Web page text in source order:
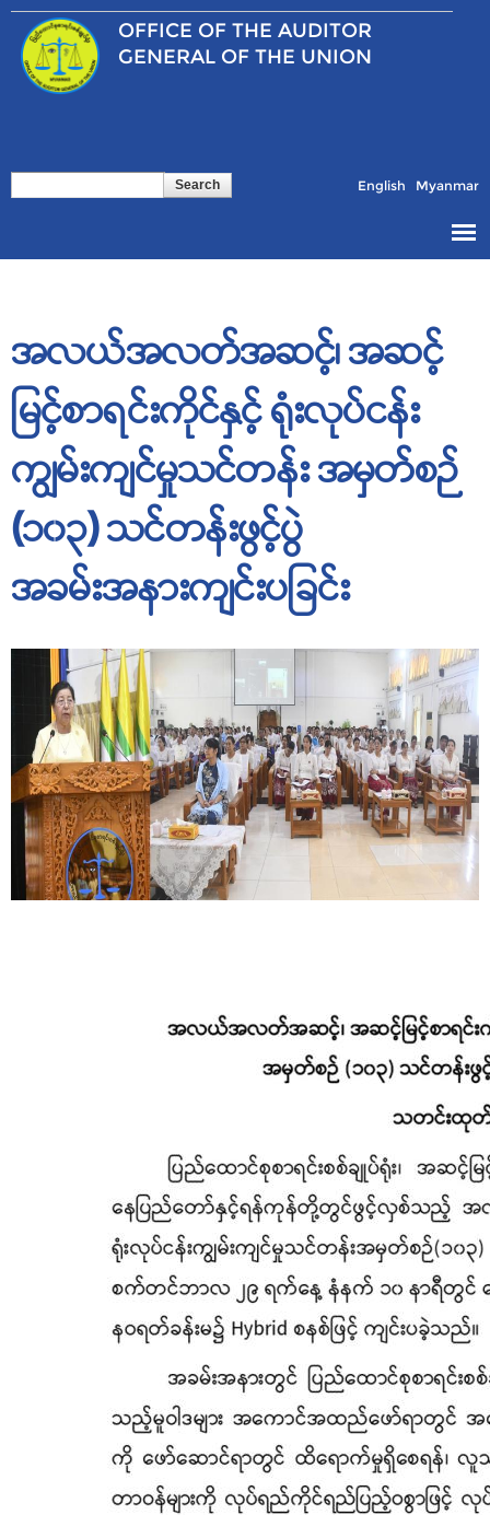
Skip to
main
content
OFFICE OF THE AUDITOR
GENERAL OF THE UNION
Search form English Myanmar
အလယ်အလတ်အဆင့်၊ အဆင့်
မြင့်စာရင်းကိုင်နှင့် ရုံးလုပ်ငန်း
ကျွမ်းကျင်မှုသင်တန်း အမှတ်စဉ်
(၁၀၃) သင်တန်းဖွင့်ပွဲ
အခမ်းအနားကျင်းပခြင်း